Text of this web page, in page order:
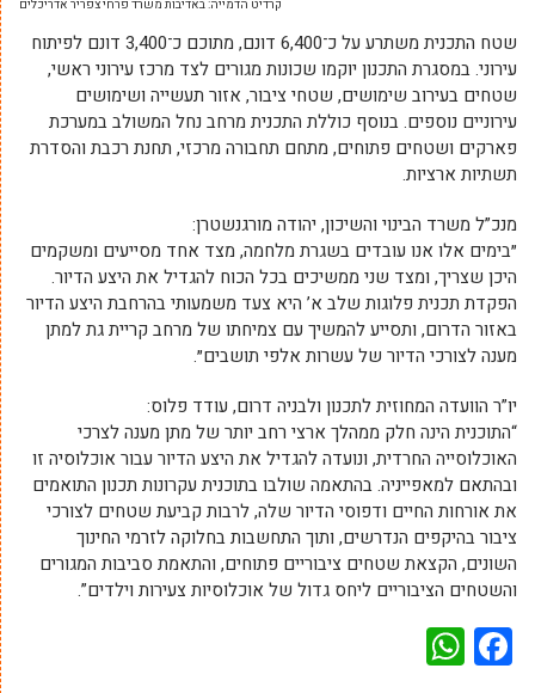
קרדיט הדמייה: באדיבות משרד פרחי צפריר אדריכלים
שטח התכנית משתרע על כ־6,400 דונם, מתוכם כ־3,400 דונם לפיתוח
עירוני. במסגרת התכנון יוקמו שכונות מגורים לצד מרכז עירוני ראשי,
שטחים בעירוב שימושים, שטחי ציבור, אזור תעשייה ושימושים
עירוניים נוספים. בנוסף כוללת התכנית מרחב נחל המשולב במערכת
פארקים ושטחים פתוחים, מתחם תחבורה מרכזי, תחנת רכבת והסדרת
תשתיות ארציות.
מנכ”ל משרד הבינוי והשיכון, יהודה מורגנשטרן:
״בימים אלו אנו עובדים בשגרת מלחמה, מצד אחד מסייעים ומשקמים
היכן שצריך, ומצד שני ממשיכים בכל הכוח להגדיל את היצע הדיור.
הפקדת תכנית פלוגות שלב א’ היא צעד משמעותי בהרחבת היצע הדיור
באזור הדרום, ותסייע להמשיך עם צמיחתו של מרחב קריית גת למתן
מענה לצורכי הדיור של עשרות אלפי תושבים״.
יו”ר הוועדה המחוזית לתכנון ולבניה דרום, עודד פלוס:
“התוכנית הינה חלק ממהלך ארצי רחב יותר של מתן מענה לצרכי
האוכלוסייה החרדית, ונועדה להגדיל את היצע הדיור עבור אוכלוסיה זו
ובהתאם למאפייניה. בהתאמה שולבו בתוכנית עקרונות תכנון התואמים
את אורחות החיים ודפוסי הדיור שלה, לרבות קביעת שטחים לצורכי
ציבור בהיקפים הנדרשים, ותוך התחשבות בחלוקה לזרמי החינוך
השונים, הקצאת שטחים ציבוריים פתוחים, והתאמת סביבות המגורים
והשטחים הציבוריים ליחס גדול של אוכלוסיות צעירות וילדים”.
Facebook